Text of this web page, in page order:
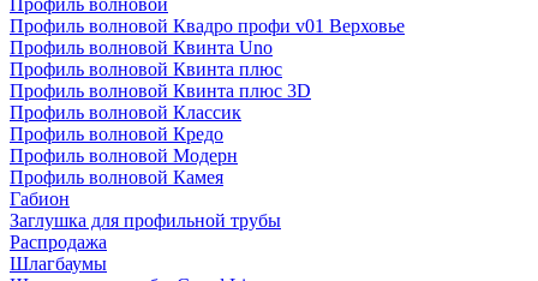
Профиль волновой
Профиль волновой Квадро профи v01 Верховье
Профиль волновой Квинта Uno
Профиль волновой Квинта плюс
Профиль волновой Квинта плюс 3D
Профиль волновой Классик
Профиль волновой Кредо
Профиль волновой Модерн
Профиль волновой Камея
Габион
Заглушка для профильной трубы
Распродажа
Шлагбаумы